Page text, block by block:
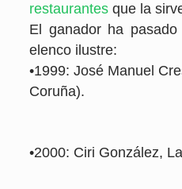
restaurantesque la
El ganador ha
elenco ilustre:
•1999: José Manuel
Coruña).
•2000: Ciri González,